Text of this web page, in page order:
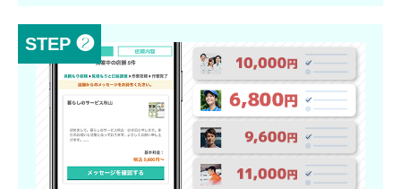
STEP ❷